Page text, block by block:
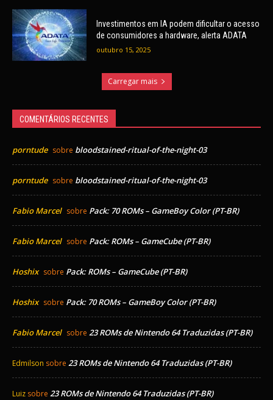
Investimentos em IA podem dificultar o acesso
de consumidores a hardware, alerta ADATA
outubro 15, 2025
Carregar mais
COMENTÁRIOS RECENTES
porntude sobre bloodstained-ritual-of-the-night-03
porntude sobre bloodstained-ritual-of-the-night-03
Fabio Marcel sobre Pack: 70 ROMs – GameBoy Color (PT-BR)
Fabio Marcel sobre Pack: ROMs – GameCube (PT-BR)
Hoshix sobre Pack: ROMs – GameCube (PT-BR)
Hoshix sobre Pack: 70 ROMs – GameBoy Color (PT-BR)
Fabio Marcel sobre 23 ROMs de Nintendo 64 Traduzidas (PT-BR)
Edmilson sobre 23 ROMs de Nintendo 64 Traduzidas (PT-BR)
Luiz sobre 23 ROMs de Nintendo 64 Traduzidas (PT-BR)